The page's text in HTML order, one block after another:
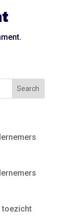
toezicht